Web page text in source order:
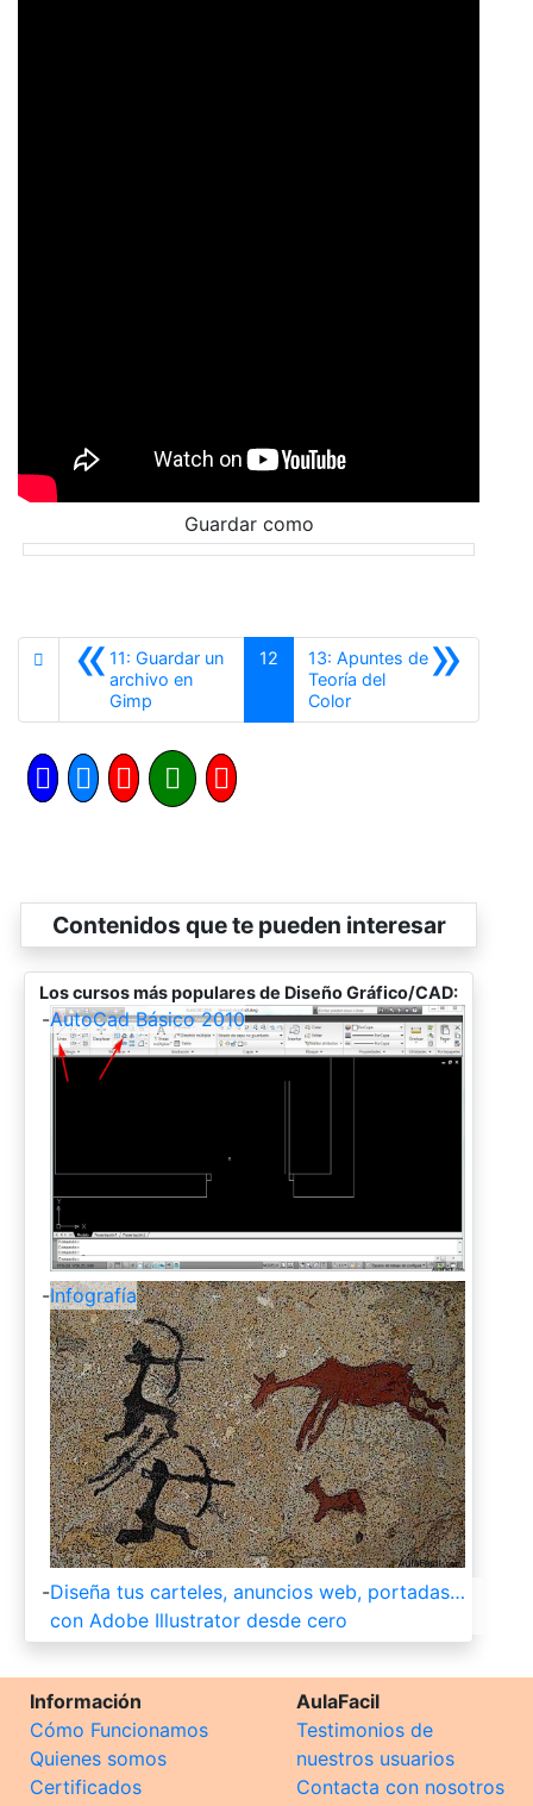
Guardar como
«11: Guardar un
archivo en
Gimp
12 »
13: Apuntes de
Teoría del
ColorSiguiente
Contenidos que te pueden interesar
Los cursos más populares de Diseño Gráfico/CAD:
-AutoCad Básico 2010
-Infografía
-Diseña tus carteles, anuncios web, portadas…
con Adobe Illustrator desde cero
Información
Cómo Funcionamos
Quienes somos
Certificados
AulaFacil
Testimonios de
nuestros usuarios
Contacta con nosotros